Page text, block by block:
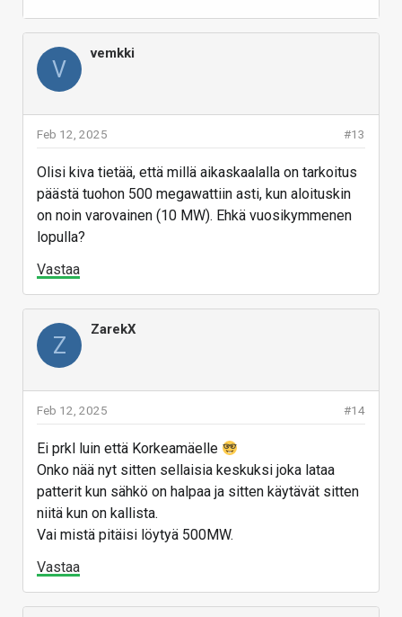
jonka kaupunki varasi Æsir Technologies Inc. -
yritykselle runsaat kolme vuotta sitten.
Kauppahinta on 6 euroa neliöltä eli yhteensä
570 000 euroa.
Vastaa
on miljardien...
V
vemkki
#13
Feb 12, 2025
Olisi kiva tietää, että millä aikaskaalalla on tarkoitus
päästä tuohon 500 megawattiin asti, kun aloituskin
on noin varovainen (10 MW). Ehkä vuosikymmenen
lopulla?
Vastaa
Z
ZarekX
#14
Feb 12, 2025
Ei prkl luin että Korkeamäelle
Onko nää nyt sitten sellaisia keskuksi joka lataa
patterit kun sähkö on halpaa ja sitten käytävät sitten
niitä kun on kallista.
Vai mistä pitäisi löytyä 500MW.
Vastaa